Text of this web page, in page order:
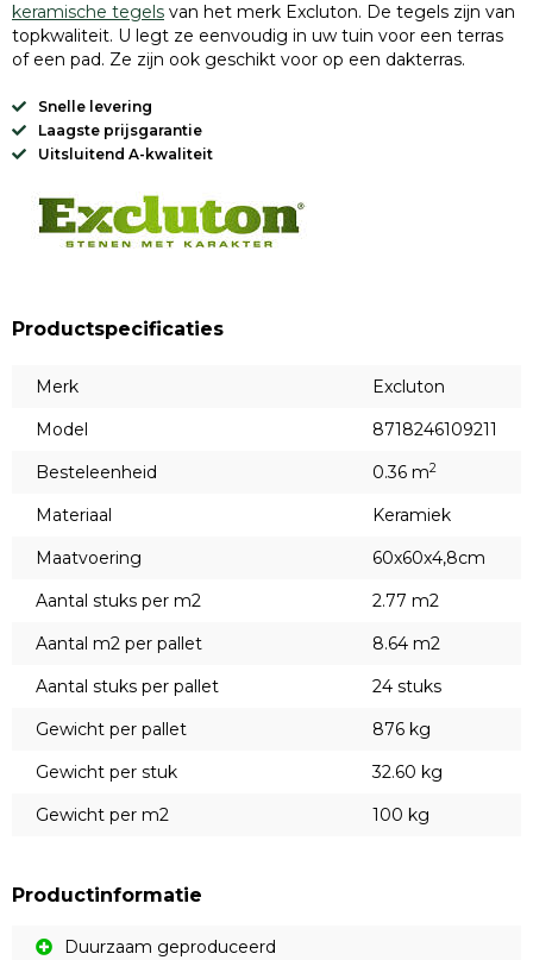
keramische tegels van het merk Excluton. De tegels zijn van
topkwaliteit. U legt ze eenvoudig in uw tuin voor een terras
of een pad. Ze zijn ook geschikt voor op een dakterras.
Snelle levering
Laagste prijsgarantie
Uitsluitend A-kwaliteit
Productspecificaties
Merk
Excluton
Model
8718246109211
Besteleenheid
0.36 m2
Materiaal
Keramiek
Maatvoering
60x60x4,8cm
Aantal stuks per m2
2.77 m2
Aantal m2 per pallet
8.64 m2
Aantal stuks per pallet
24 stuks
Gewicht per pallet
876 kg
Gewicht per stuk
32.60 kg
Gewicht per m2
100 kg
Productinformatie
Duurzaam geproduceerd